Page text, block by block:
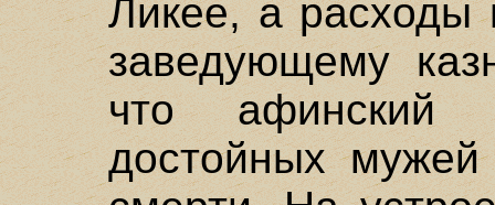
Ликее, а расходы
заведующему
что афинский
достойных